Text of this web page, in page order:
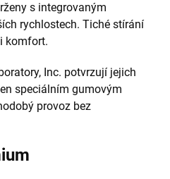
s integrovaným
rychlostech. Tiché stírání
komfort.
Inc. potvrzují jejich
speciálním gumovým
provoz bez